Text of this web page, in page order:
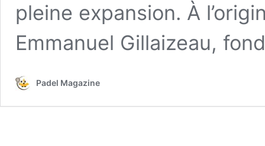
pleine expansion. À
Emmanuel Gillaizeau,
Padel Magazine